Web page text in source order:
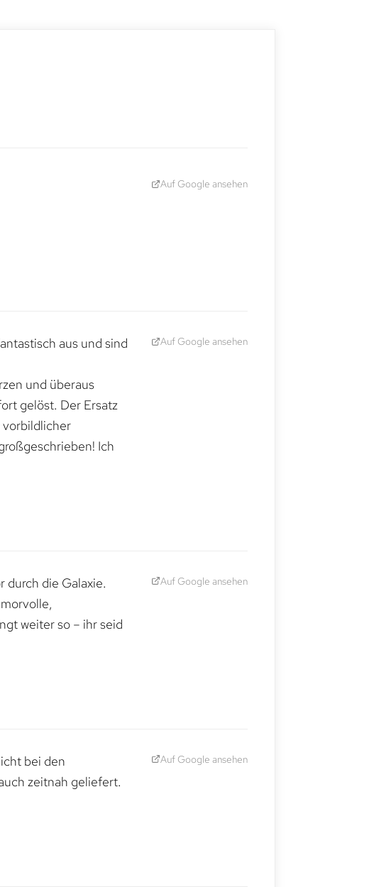
Auf Google ansehen
aus und sind
und überaus
gelöst. Der Ersatz
Ich
Auf Google ansehen
durch die Galaxie.
weiter so – ihr seid
Auf Google ansehen
bei den
zeitnah geliefert.
Auf Google ansehen